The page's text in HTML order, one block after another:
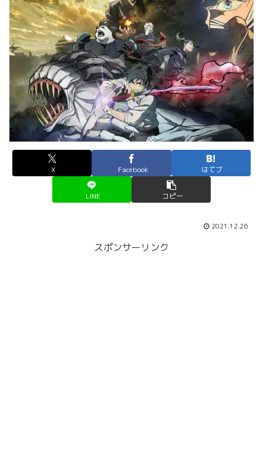
X Facebook はてブ
LINE コピー
2021.12.26
スポンサーリンク